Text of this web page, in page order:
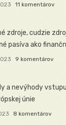
11 komentárov
zdroje, cudzie
pasíva ako
9 komentárov
a nevýhody
únie
8 komentárov